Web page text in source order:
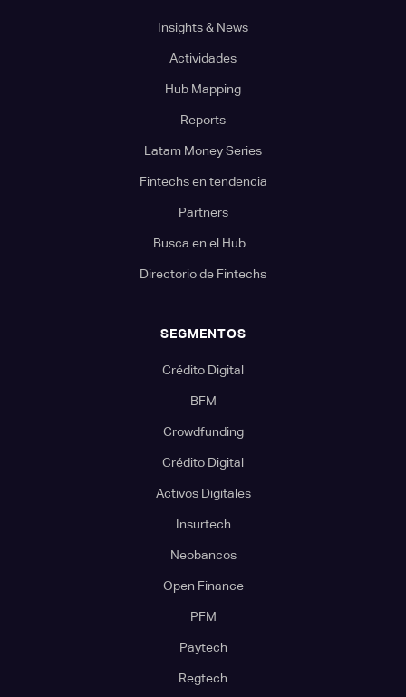
Insights & News
Actividades
Hub Mapping
Reports
Latam Money Series
Fintechs en tendencia
Partners
Busca en el Hub...
Directorio de Fintechs
SEGMENTOS
Crédito Digital
BFM
Crowdfunding
Crédito Digital
Activos Digitales
Insurtech
Neobancos
Open Finance
PFM
Paytech
Regtech